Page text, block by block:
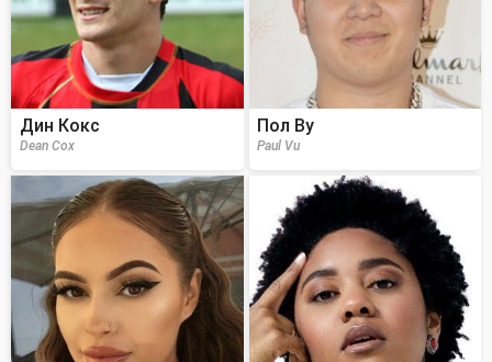
Дин Кокс
Dean Cox
Пол Ву
Paul Vu